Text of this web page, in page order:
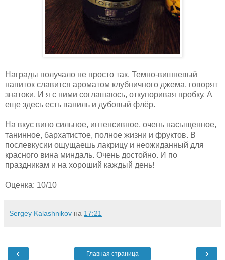
Награды получало не просто так. Темно-вишневый
напиток славится ароматом клубничного джема, говорят
знатоки. И я с ними соглашаюсь, откупоривая пробку. А
еще здесь есть ваниль и дубовый флёр.
На вкус вино сильное, интенсивное, очень насыщенное,
танинное, бархатистое, полное жизни и фруктов. В
послевкусии ощущаешь лакрицу и неожиданный для
красного вина миндаль. Очень достойно. И по
праздникам и на хороший каждый день!
Оценка: 10/10
Sergey Kalashnikov на 17:21
‹ ›
Главная страница